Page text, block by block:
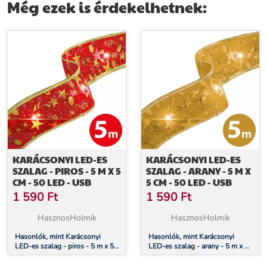
Még ezek is érdekelhetnek:
KARÁCSONYI LED-ES
SZALAG - PIROS - 5 M X 5
CM - 50 LED - USB
1 590 Ft
HasznosHolmik
Hasonlók, mint Karácsonyi
LED-es szalag - piros - 5 m x 5
cm - 50 LED - USB
KARÁCSONYI LED-ES
SZALAG - ARANY - 5 M X
5 CM - 50 LED - USB
1 590 Ft
HasznosHolmik
Hasonlók, mint Karácsonyi
LED-es szalag - arany - 5 m x 5
cm - 50 LED - USB